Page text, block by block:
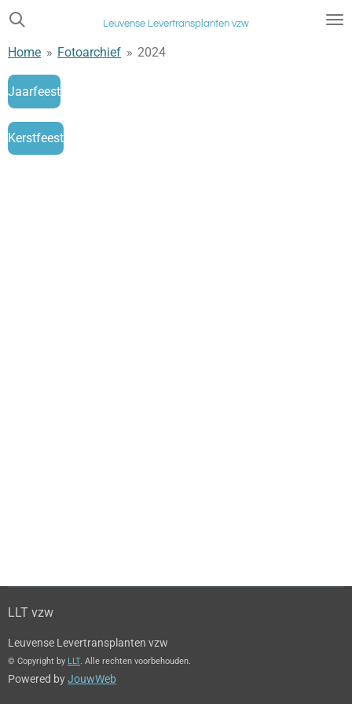
Ga
naar
de
hoofdinhoud
Leuvense Levertransplanten vzw
Home » Fotoarchief » 2024
Jaarfeest
Kerstfeest
LLT vzw
Leuvense Levertransplanten vzw
© Copyright by LLT. Alle rechten voorbehouden.
Powered byJouwWeb